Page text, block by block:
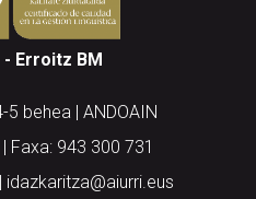
- Erroitz BM
5 behea | ANDOAIN
Faxa: 943 300 731
idazkaritza@aiurri.eus
garatua